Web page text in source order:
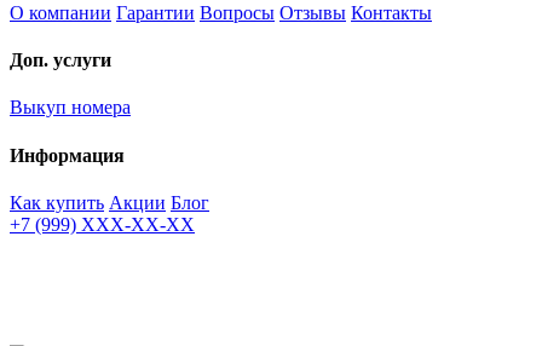
О компании Гарантии Вопросы Отзывы Контакты
Доп. услуги
Выкуп номера
Информация
Как купить Акции Блог
+7 (999) XXX-XX-XX